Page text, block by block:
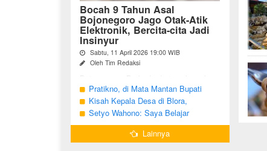
Bocah 9 Tahun Asal
Bojonegoro Jago Otak-Atik
Elektronik, Bercita-cita Jadi
Insinyur
Sabtu, 11 April 2026 19:00 WIB
Oleh Tim Redaksi
seusianya, seorang bocah dari Desa
Growok, Kecamatan Dander, Kabupaten
Bojonegoro ini justru memiliki minat
besar ...
Pratikno, di Mata Mantan Bupati
Bojonegoro, Kang Yoto
Kisah Kepala Desa di Blora,
Menjabat Tiga Periode Tapi Masih
Hidup Sederhana
Setyo Wahono: Saya Belajar
Pengabdian dari Orang Tua
Lainnya